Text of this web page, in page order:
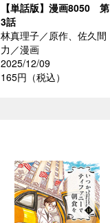
【単話版】漫画8050 第
3話
林真理子／原作、佐久間
力／漫画
2025/12/09
165円（税込）